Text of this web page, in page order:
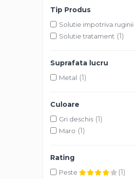
Aparatura si echipamente
Curatare aer conditionat
Curatare electronice & IT
Intretinere uz alimentar
Solutii aparate de cafea
Vaseline si lubrifianti
Solutii anticalcar
Solutii desfundat tevi
Tip Produs
Solutie impotriva ruginii
Solutie tratament (1)
Suprafata lucru
Metal (1)
Culoare
Gri deschis (1)
Maro (1)
Rating
Peste (1)